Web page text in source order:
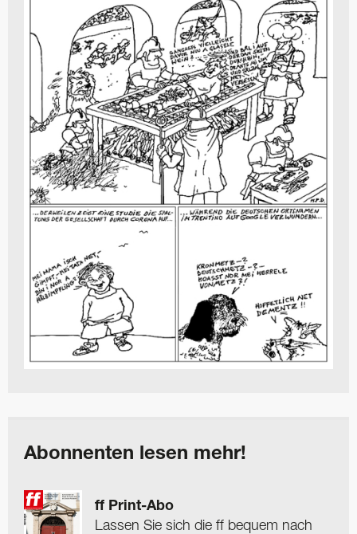
Abonnenten lesen mehr!
ff Print-Abo
Lassen Sie sich die ff bequem nach